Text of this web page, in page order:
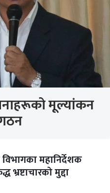
मूल्यांकन
महानिर्देशक
भ्रष्टाचारको मुद्दा